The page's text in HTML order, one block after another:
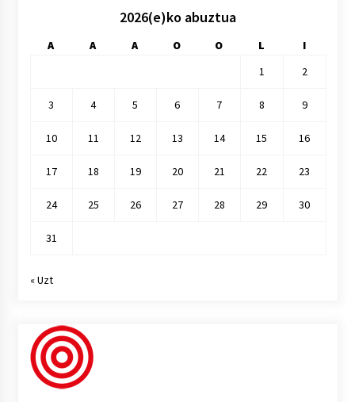
2026(e)ko abuztua
A A A O O L
I
1
2
3 4 5 6 7 8 9
10 11 12 13 14 15 16
17 18 19 20 21 22 23
24 25 26 27 28 29 30
31
« Uzt